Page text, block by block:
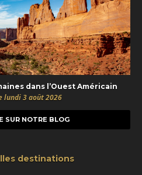
dans l’Ouest Américain
lundi 3 août 2026
SUR NOTRE BLOG
destinations